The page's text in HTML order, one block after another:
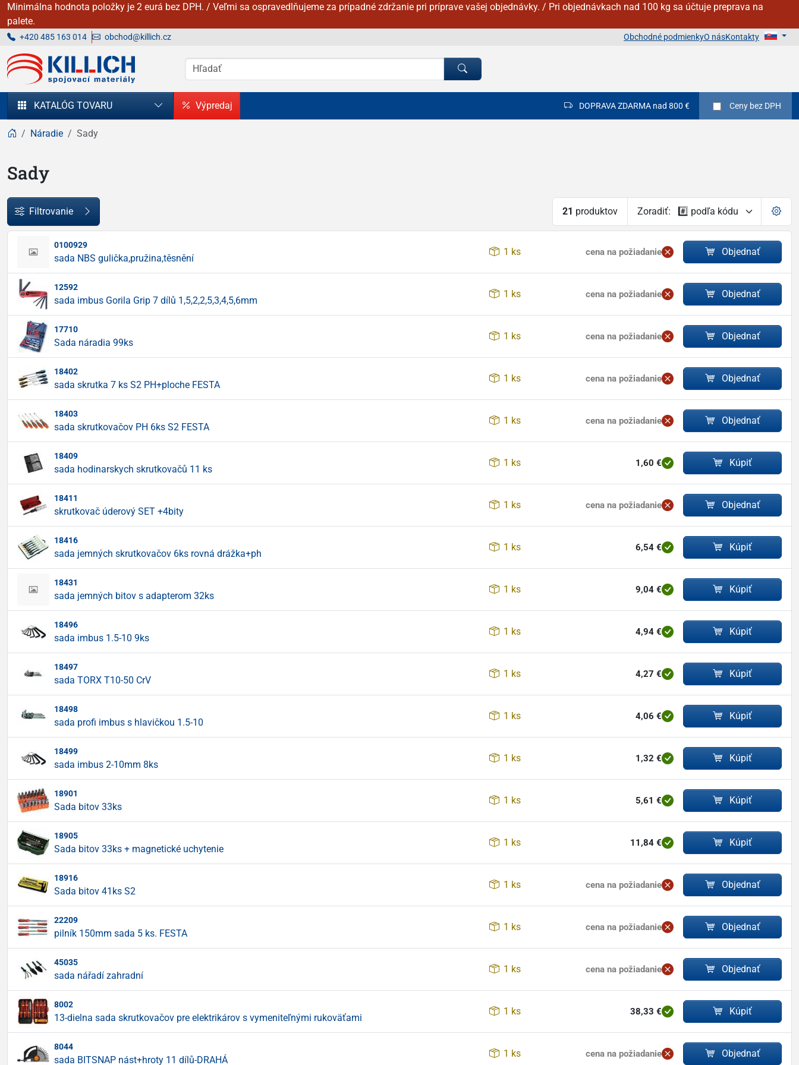
Minimálna hodnota položky je 2 eurá bez DPH. / Veľmi sa ospravedlňujeme za prípadné zdržanie pri príprave vašej objednávky. / Pri objednávkach nad 100 kg sa účtuje preprava na
palete.
+420 485 163 014 obchod@killich.cz Obchodné podmienkyO násKontakty
KILLICH - Spojovacie materiály
KATALÓG TOVARU Výpredaj DOPRAVA ZDARMA nad 800 € Ceny bez DPH
Náradie Sady
Sady
Filtrovanie 21 produktov Zoradiť:
0100929
sada NBS gulička,pružina,těsnění
1 ks cena na požiadanie Objednať
12592
sada imbus Gorila Grip 7 dílů 1,5,2,2,5,3,4,5,6mm
1 ks cena na požiadanie Objednať
17710
Sada náradia 99ks
1 ks cena na požiadanie Objednať
18402
sada skrutka 7 ks S2 PH+ploche FESTA
1 ks cena na požiadanie Objednať
18403
sada skrutkovačov PH 6ks S2 FESTA
1 ks cena na požiadanie Objednať
18409
sada hodinarskych skrutkovačů 11 ks
1 ks 1,60 € Kúpiť
18411
skrutkovač úderový SET +4bity
1 ks cena na požiadanie Objednať
18416
sada jemných skrutkovačov 6ks rovná drážka+ph
1 ks 6,54 € Kúpiť
18431
sada jemných bitov s adapterom 32ks
1 ks 9,04 € Kúpiť
18496
sada imbus 1.5-10 9ks
1 ks 4,94 € Kúpiť
18497
sada TORX T10-50 CrV
1 ks 4,27 € Kúpiť
18498
sada profi imbus s hlavičkou 1.5-10
1 ks 4,06 € Kúpiť
18499
sada imbus 2-10mm 8ks
1 ks 1,32 € Kúpiť
18901
Sada bitov 33ks
1 ks 5,61 € Kúpiť
18905
Sada bitov 33ks + magnetické uchytenie
1 ks 11,84 € Kúpiť
18916
Sada bitov 41ks S2
1 ks cena na požiadanie Objednať
22209
pilník 150mm sada 5 ks. FESTA
1 ks cena na požiadanie Objednať
45035
sada nářadí zahradní
1 ks cena na požiadanie Objednať
8002
13-dielna sada skrutkovačov pre elektrikárov s vymeniteľnými rukoväťami
1 ks 38,33 € Kúpiť
8044
sada BITSNAP nást+hroty 11 dílů-DRAHÁ
1 ks cena na požiadanie Objednať